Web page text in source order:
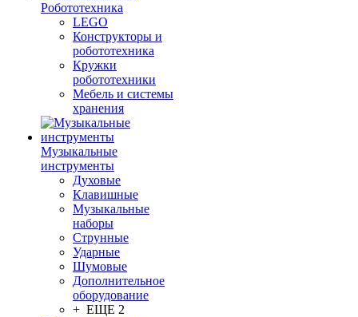
Робототехника
LEGO
Конструкторы и
робототехника
Кружки
робототехники
Мебель и системы
хранения
Музыкальные
инструменты
Духовые
Клавишные
Музыкальные
наборы
Струнные
Ударные
Шумовые
Дополнительное
оборудование
+ ЕЩЕ 2